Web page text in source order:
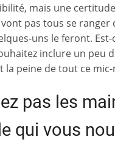
mais une
pas tous se ranger
uns le feront.
inclure un peu
la peine de tout ce mic-
pas les
qui vous